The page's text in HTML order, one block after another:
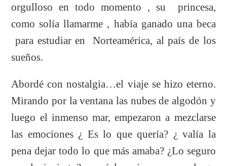
orgulloso en todo momento , su princesa,
como solía llamarme , había ganado una beca
para estudiar en Norteamérica, al país de los
sueños.
Abordé con nostalgia…el viaje se hizo eterno.
Mirando por la ventana las nubes de algodón y
luego el inmenso mar, empezaron a mezclarse
las emociones ¿ Es lo que quería? ¿ valía la
pena dejar todo lo que más amaba? ¿Lo seguro